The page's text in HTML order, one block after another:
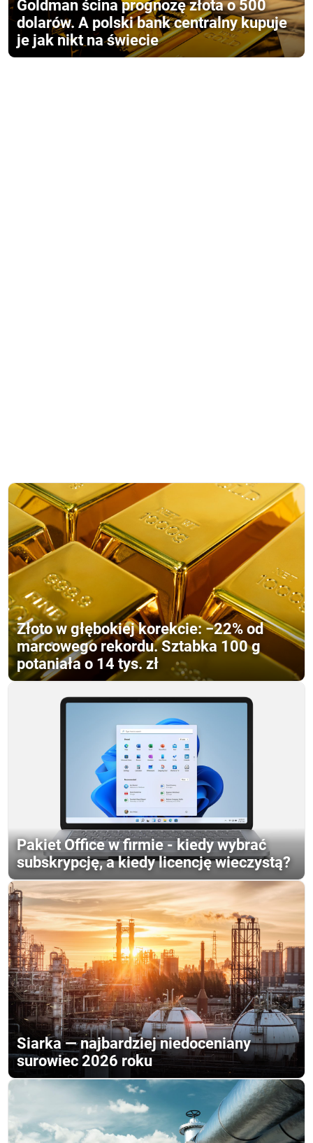
Goldman ścina prognozę złota o 500
dolarów. A polski bank centralny kupuje
je jak nikt na świecie
Złoto w głębokiej korekcie: −22% od
marcowego rekordu. Sztabka 100 g
potaniała o 14 tys. zł
Pakiet Office w firmie - kiedy wybrać
subskrypcję, a kiedy licencję wieczystą?
Siarka — najbardziej niedoceniany
surowiec 2026 roku